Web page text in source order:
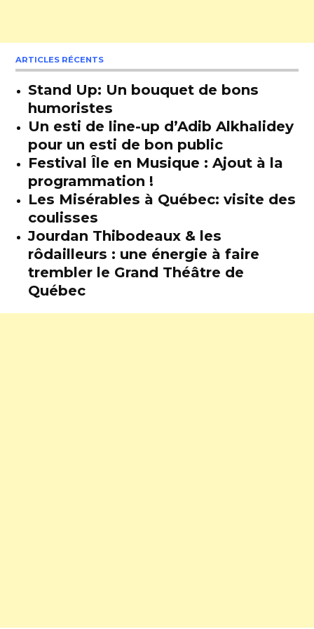
ARTICLES RÉCENTS
Stand Up: Un bouquet de bons
humoristes
Un esti de line-up d’Adib Alkhalidey
pour un esti de bon public
Festival Île en Musique : Ajout à la
programmation !
Les Misérables à Québec: visite des
coulisses
Jourdan Thibodeaux & les
rôdailleurs : une énergie à faire
trembler le Grand Théâtre de
Québec